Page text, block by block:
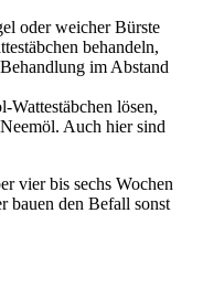
oder weicher Bürste
behandeln,
im Abstand
Wattestäbchen lösen,
Auch hier sind
vier bis sechs Wochen
bauen den Befall sonst